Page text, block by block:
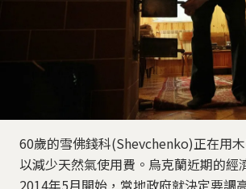
60歲的雪佛錢科(Shevchenko)正在用
以減少天然氣使用費。烏克蘭近期的經
2014年5月開始，當地政府就決定要調